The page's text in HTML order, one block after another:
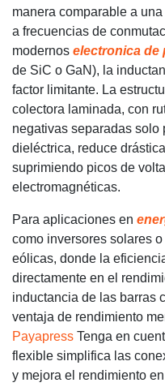
manera comparable a
a frecuencias de
modernos electronica de
de SiC o GaN), la
factor limitante. La
colectora laminada, con
negativas separadas solo
dieléctrica, reduce
suprimiendo picos de
electromagnéticas.
Para aplicaciones en
como inversores solares
eólicas, donde la
directamente en el
inductancia de las barras
ventaja de rendimiento
Payapress Tenga en
flexible simplifica las
y mejora el rendimiento